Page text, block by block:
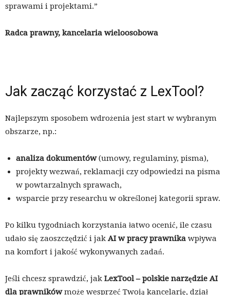
sprawami i projektami.”
Radca prawny, kancelaria wieloosobowa
Jak zacząć korzystać z LexTool?
Najlepszym sposobem wdrożenia jest start w wybranym
obszarze, np.:
analiza dokumentów(umowy, regulaminy, pisma),
projekty wezwań, reklamacji czy odpowiedzi na pisma
w powtarzalnych sprawach,
wsparcie przy researchu w określonej kategorii spraw.
Po kilku tygodniach korzystania łatwo ocenić, ile czasu
udało się zaoszczędzić i jak AI w pracy prawnika wpływa
na komfort i jakość wykonywanych zadań.
Jeśli chcesz sprawdzić, jak LexTool – polskie narzędzie AI
dla prawnikówmoże wesprzeć Twoją kancelarię, dział